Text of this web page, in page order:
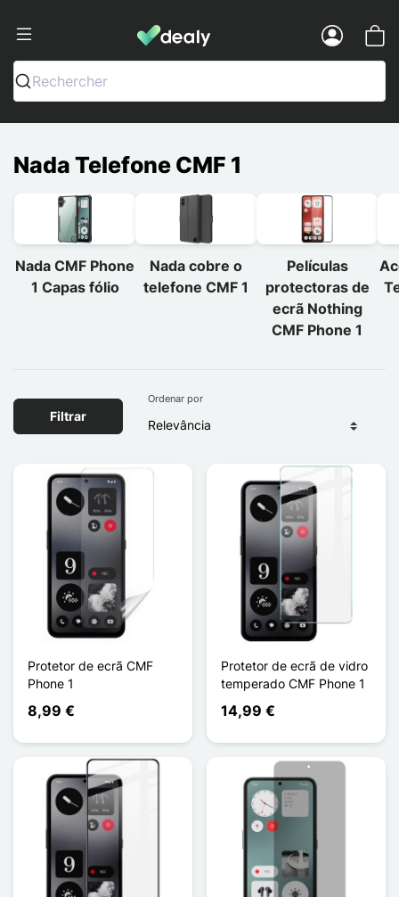
Dealy - Capas e acessórios para
Rechercher
Nada Telefone CMF 1
Nada CMF Phone
1 Capas fólio
Nada cobre o
telefone CMF 1
Películas
protectoras de
ecrã Nothing
CMF Phone 1
Filtrar
Ordenar por
Protetor de ecrã CMF
Phone 1
8,99 €
Protetor de ecrã de vidro
temperado CMF Phone 1
14,99 €